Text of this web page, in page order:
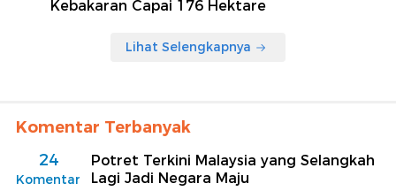
Kebakaran Capai 176 Hektare
Lihat Selengkapnya
Komentar Terbanyak
24
Komentar
Potret Terkini Malaysia yang Selangkah
Lagi Jadi Negara Maju